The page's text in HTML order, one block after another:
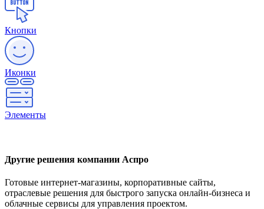
Кнопки
Иконки
Элементы
Другие решения компании Аспро
Готовые интернет-магазины, корпоративные сайты,
отраслевые решения для быстрого запуска онлайн-бизнеса и
облачные сервисы для управления проектом.